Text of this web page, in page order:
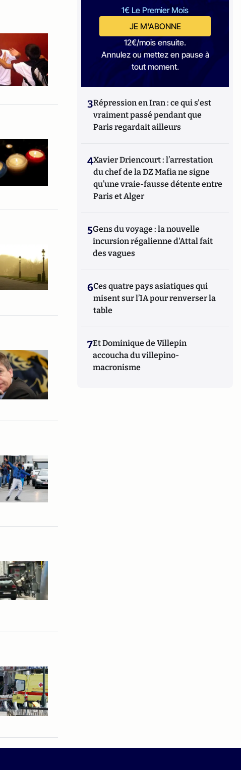
1€ Le Premier Mois
JE M'ABONNE
12€/mois ensuite.
Annulez ou mettez en pause à
tout moment.
3Répression en Iran : ce qui s'est
vraiment passé pendant que
Paris regardait ailleurs
4Xavier Driencourt : l’arrestation
du chef de la DZ Mafia ne signe
qu’une vraie-fausse détente entre
Paris et Alger
5Gens du voyage : la nouvelle
incursion régalienne d'Attal fait
des vagues
6Ces quatre pays asiatiques qui
misent sur l’IA pour renverser la
table
7Et Dominique de Villepin
accoucha du villepino-
macronisme